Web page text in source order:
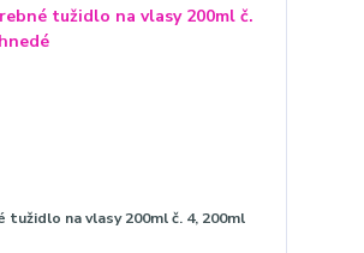
tužidlo na vlasy 200ml č. 4, 200ml